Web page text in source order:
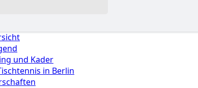
und Kader
in Berlin